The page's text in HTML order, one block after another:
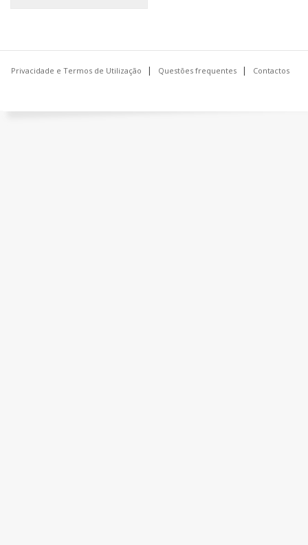
Privacidade e Termos de Utilização Questões frequentes Contactos